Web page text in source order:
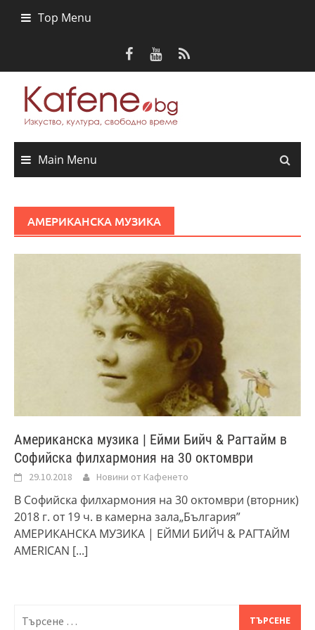
Top Menu
Main Menu
АМЕРИКАНСКА МУЗИКА
Американска музика | Ейми Бийч & Рагтайм в
Софийска филхармония на 30 октомври
29.10.2018 Новини от Кафенето
В Софийска филхармония на 30 октомври (вторник)
2018 г. от 19 ч. в камерна зала„България”
АМЕРИКАНСКА МУЗИКА | ЕЙМИ БИЙЧ & РАГТАЙМ
AMERICAN [...]